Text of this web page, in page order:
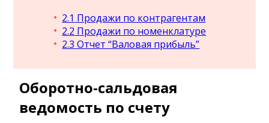
2.1 Продажи по контрагентам
2.2 Продажи по номенклатуре
2.3 Отчет “Валовая прибыль”
Оборотно-сальдовая
ведомость по счету